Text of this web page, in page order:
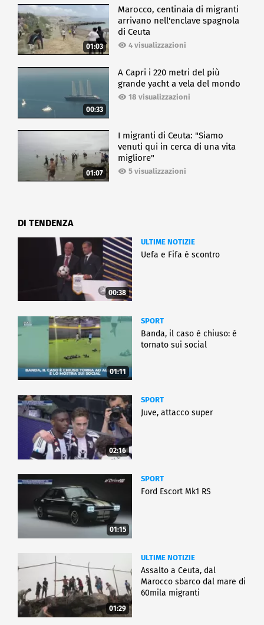
01:03
Marocco, centinaia di migranti
arrivano nell'enclave spagnola
di Ceuta
4 visualizzazioni
00:33
A Capri i 220 metri del più
grande yacht a vela del mondo
18 visualizzazioni
01:07
I migranti di Ceuta: "Siamo
venuti qui in cerca di una vita
migliore"
5 visualizzazioni
DI TENDENZA
00:38
ULTIME NOTIZIE
Uefa e Fifa è scontro
01:11
SPORT
Banda, il caso è chiuso: è
tornato sui social
02:16
SPORT
Juve, attacco super
01:15
SPORT
Ford Escort Mk1 RS
01:29
ULTIME NOTIZIE
Assalto a Ceuta, dal
Marocco sbarco dal mare di
60mila migranti